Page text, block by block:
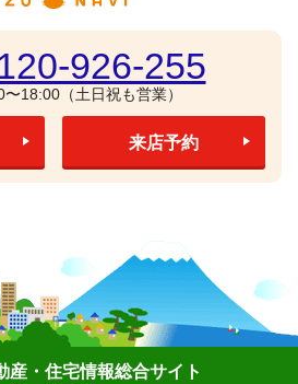
926-255
〜18:00（土日祝も営業）
来店予約
産・住宅情報総合サイト